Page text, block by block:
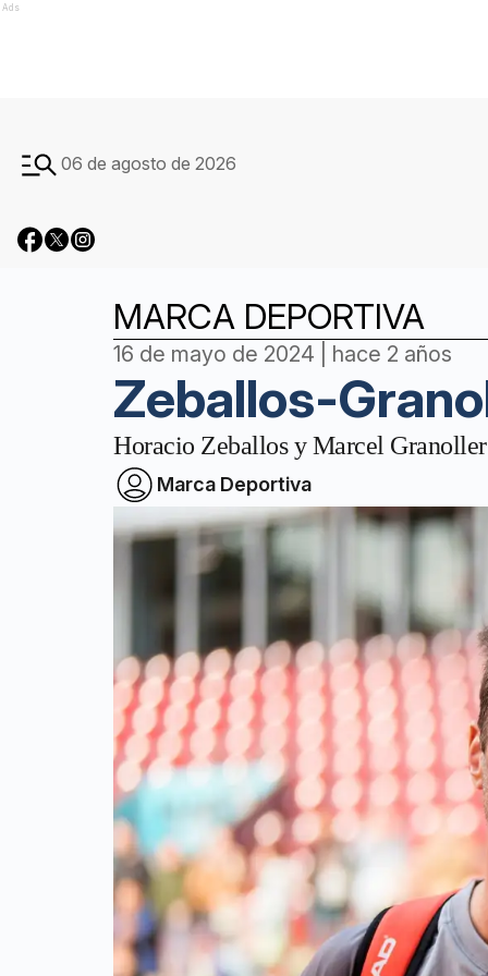
Ads
06 de agosto de 2026
MARCA DEPORTIVA
16 de mayo de 2024 | hace 2 años
Zeballos-
Horacio Zeballos y Marcel
Marca Deportiva